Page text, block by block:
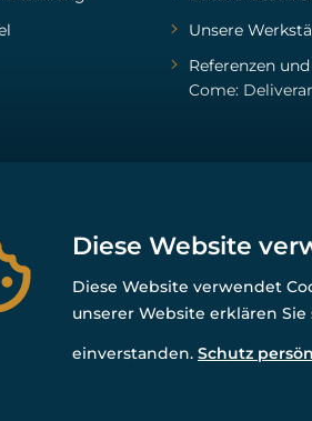
Unsere
Referenzenund
Come:
Diese Website
Diese Website verwendet
unserer Website erklären
einverstanden. Schutz